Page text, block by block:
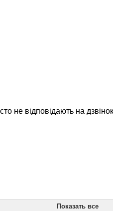
відповідають на
Показать все